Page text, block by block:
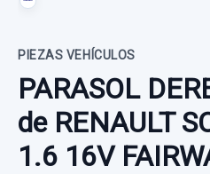
PIEZAS VEHÍCULOS
PARASOL
de RENAULT
1.6 16V